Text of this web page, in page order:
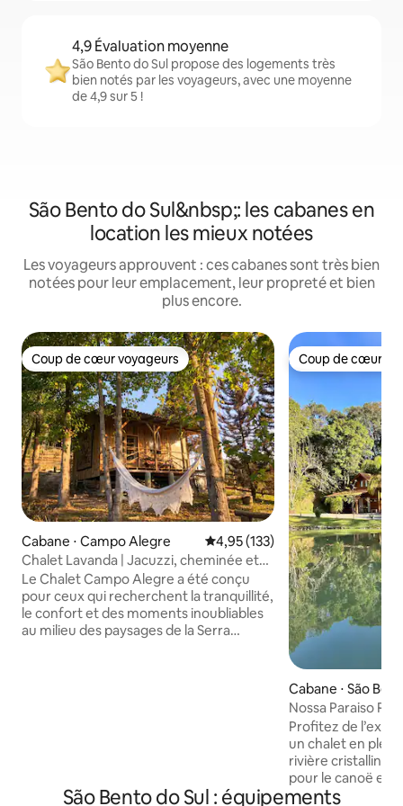
4,9 Évaluation moyenne
São Bento do Sul propose des logements très
bien notés par les voyageurs, avec une moyenne
de 4,9 sur 5 !
São Bento do Sul&nbsp;: les cabanes en
location les mieux notées
Les voyageurs approuvent : ces cabanes sont très bien
notées pour leur emplacement, leur propreté et bien
plus encore.
Coup de cœur voyageurs
Coup de cœur voyageurs
Cabane ⋅ Campo Alegre Évaluation moyenne sur la
4,95 (133)
Chalet Lavanda | Jacuzzi, cheminée et
nature
Le Chalet Campo Alegre a été conçu
pour ceux qui recherchent la tranquillité,
le confort et des moments inoubliables
au milieu des paysages de la Serra
la propriété, admirer un coucher de
Coup de cœur
Coup de cœur
Cabane ⋅ São
Nossa Paraiso RV
Lago com Canoa
Profitez de
un chalet en
rivière cristalline
pour le canoë et
foyer. Notre chalet en bois est situé dans
São Bento do Sul : équipements